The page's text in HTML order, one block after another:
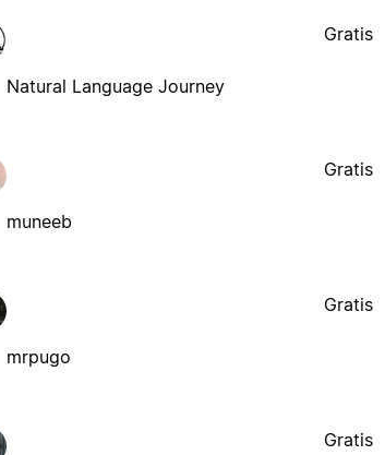
Natural Language Journey
Gratis
muneeb
Gratis
mrpugo
Gratis
Gratis